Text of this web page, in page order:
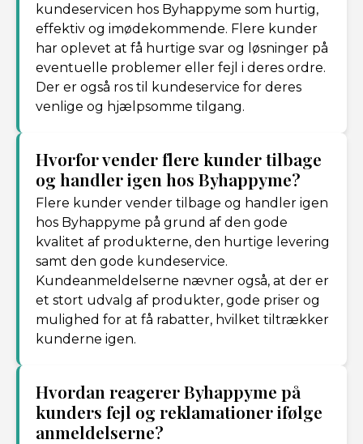
kundeservicen hos Byhappyme som hurtig,
effektiv og imødekommende. Flere kunder
har oplevet at få hurtige svar og løsninger på
eventuelle problemer eller fejl i deres ordre.
Der er også ros til kundeservice for deres
venlige og hjælpsomme tilgang.
Hvorfor vender flere kunder tilbage
og handler igen hos Byhappyme?
Flere kunder vender tilbage og handler igen
hos Byhappyme på grund af den gode
kvalitet af produkterne, den hurtige levering
samt den gode kundeservice.
Kundeanmeldelserne nævner også, at der er
et stort udvalg af produkter, gode priser og
mulighed for at få rabatter, hvilket tiltrækker
kunderne igen.
Hvordan reagerer Byhappyme på
kunders fejl og reklamationer ifølge
anmeldelserne?